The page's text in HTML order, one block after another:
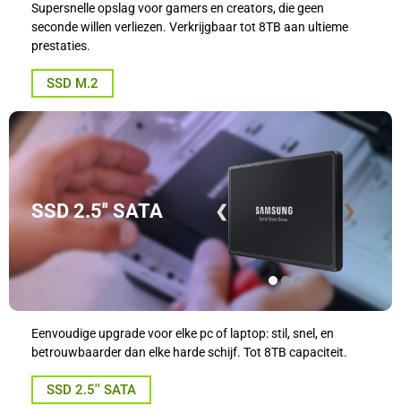
Supersnelle opslag voor gamers en creators, die geen
seconde willen verliezen. Verkrijgbaar tot 8TB aan ultieme
prestaties.
SSD M.2
SSD 2.5'' SATA ❮ ❯
Eenvoudige upgrade voor elke pc of laptop: stil, snel, en
betrouwbaarder dan elke harde schijf. Tot 8TB capaciteit.
SSD 2.5'' SATA